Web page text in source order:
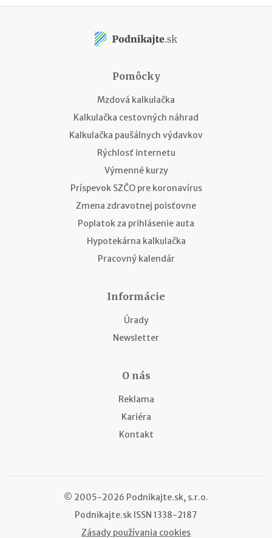
Pomôcky
Mzdová kalkulačka
Kalkulačka cestovných náhrad
Kalkulačka paušálnych výdavkov
Rýchlosť internetu
Výmenné kurzy
Príspevok SZČO pre koronavírus
Zmena zdravotnej poisťovne
Poplatok za prihlásenie auta
Hypotekárna kalkulačka
Pracovný kalendár
Informácie
Úrady
Newsletter
O nás
Reklama
Kariéra
Kontakt
© 2005-2026 Podnikajte.sk, s.r.o.
Podnikajte.sk ISSN 1338-2187
Zásady používania cookies